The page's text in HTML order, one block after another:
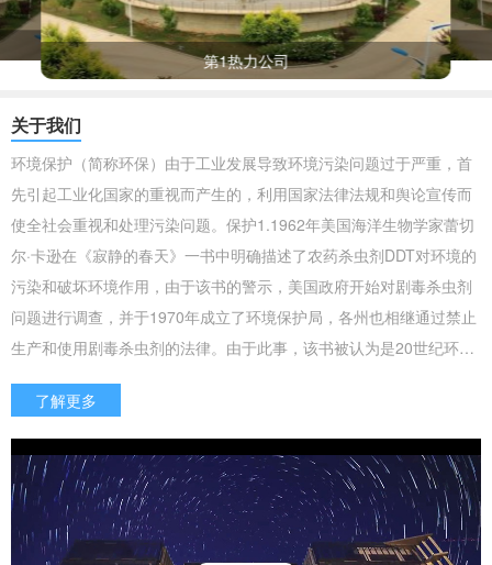
第1热力公司
关于我们
环境保护（简称环保）由于工业发展导致环境污染问题过于严重，首
先引起工业化国家的重视而产生的，利用国家法律法规和舆论宣传而
使全社会重视和处理污染问题。保护1.1962年美国海洋生物学家蕾切
尔·卡逊在《寂静的春天》一书中明确描述了农药杀虫剂DDT对环境的
污染和破坏环境作用，由于该书的警示，美国政府开始对剧毒杀虫剂
问题进行调查，并于1970年成立了环境保护局，各州也相继通过禁止
生产和使用剧毒杀虫剂的法律。由于此事，该书被认为是20世纪环境
生态学的标志性起点。2.1972年6月5日至16日由联合国发起，···
了解更多